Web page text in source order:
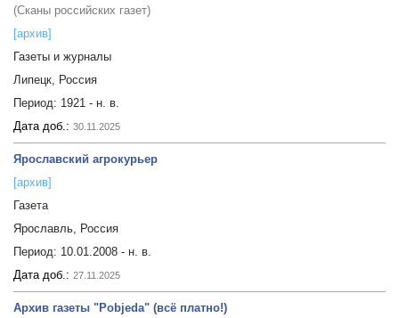
(Сканы российских газет)
[архив]
Газеты и журналы
Липецк, Россия
Период: 1921 - н. в.
Дата доб.: 30.11.2025
Ярославский агрокурьер
[архив]
Газета
Ярославль, Россия
Период: 10.01.2008 - н. в.
Дата доб.: 27.11.2025
Архив газеты "Pobjeda" (всё платно!)